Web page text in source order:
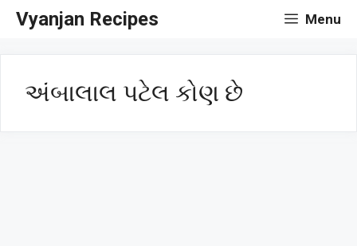
SkipVyanjan Recipes Menu
અંબાલાલ પટેલ કોણ છે